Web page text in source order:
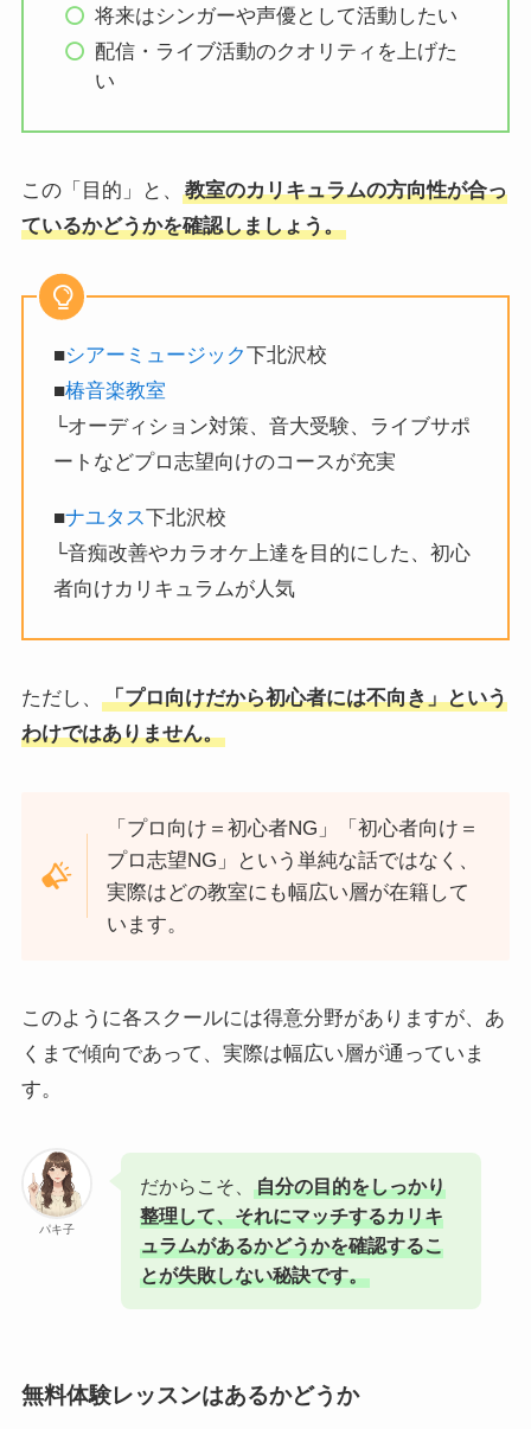
将来はシンガーや声優として活動したい
配信・ライブ活動のクオリティを上げた
い
この「目的」と、
教室のカリキュラムの方向性が合っ
ているかどうかを確認しましょう。
■シアーミュージック下北沢校
■椿音楽教室
└オーディション対策、音大受験、ライブサポ
ートなどプロ志望向けのコースが充実
■ナユタス下北沢校
└音痴改善やカラオケ上達を目的にした、初心
者向けカリキュラムが人気
ただし、
「プロ向けだから初心者には不向き」という
わけではありません。
「プロ向け＝初心者NG」「初心者向け＝
プロ志望NG」という単純な話ではなく、
実際はどの教室にも幅広い層が在籍して
います。
このように各スクールには得意分野がありますが、あ
くまで傾向であって、実際は幅広い層が通っていま
す。
パキ子
だからこそ、自分の目的をしっかり
整理して、それにマッチするカリキ
ュラムがあるかどうかを確認するこ
とが失敗しない秘訣です。
無料体験レッスンはあるかどうか